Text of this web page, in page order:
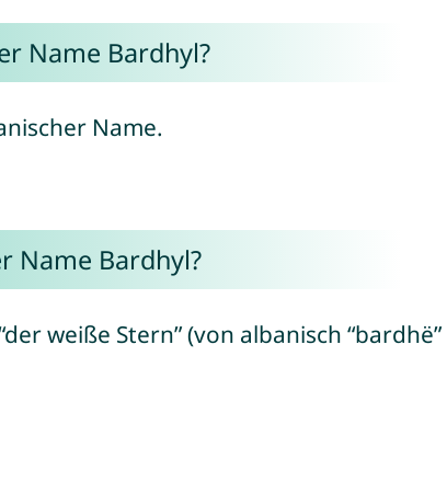
Name Bardhyl?
Name.
Name Bardhyl?
weiße Stern” (von albanisch “bardhë”